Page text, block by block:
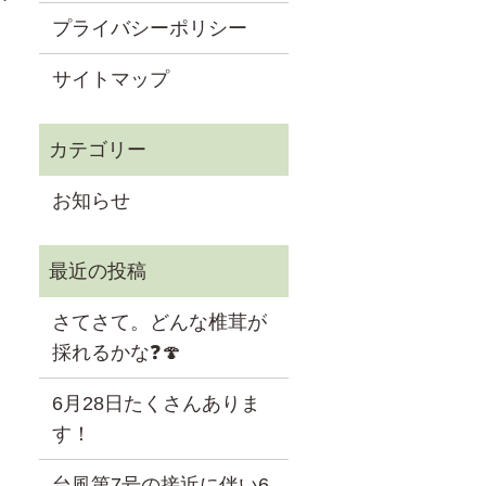
プライバシーポリシー
サイトマップ
お知らせ
さてさて。どんな椎茸が
採れるかな❓🍄
6月28日たくさんありま
す！